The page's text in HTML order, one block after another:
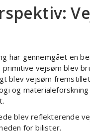
har gennemgået en
vejsøm blev
blev vejsøm
og
blev reflekterende
for bilister.